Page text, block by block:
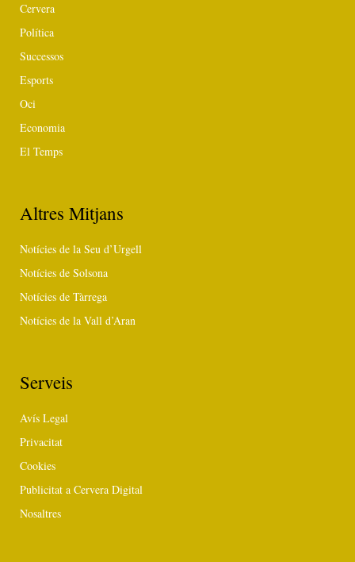
Cervera
Política
Successos
Esports
Oci
Economia
El Temps
Altres Mitjans
Notícies de la Seu d’Urgell
Notícies de Solsona
Notícies de Tàrrega
Notícies de la Vall d’Aran
Serveis
Avís Legal
Privacitat
Cookies
Publicitat a Cervera Digital
Nosaltres